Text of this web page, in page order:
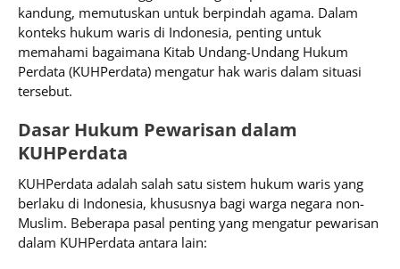
kandung, memutuskan untuk berpindah agama. Dalam
konteks hukum waris di Indonesia, penting untuk
memahami bagaimana Kitab Undang-Undang Hukum
Perdata (KUHPerdata) mengatur hak waris dalam situasi
tersebut.
Dasar Hukum Pewarisan dalam
KUHPerdata
KUHPerdata adalah salah satu sistem hukum waris yang
berlaku di Indonesia, khususnya bagi warga negara non-
Muslim. Beberapa pasal penting yang mengatur pewarisan
dalam KUHPerdata antara lain: